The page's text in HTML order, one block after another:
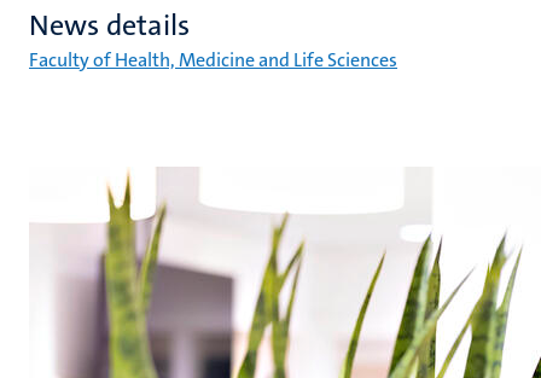
News details
Faculty of Health, Medicine and Life Sciences